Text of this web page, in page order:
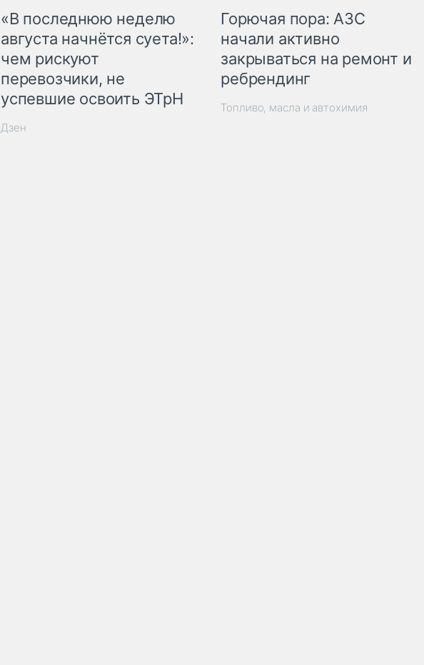
«В последнюю неделю
августа начнётся суета!»:
чем рискуют
перевозчики, не
успевшие освоить ЭТрН
Дзен
Горючая пора: АЗС
начали активно
закрываться на ремонт и
ребрендинг
Топливо, масла и автохимия